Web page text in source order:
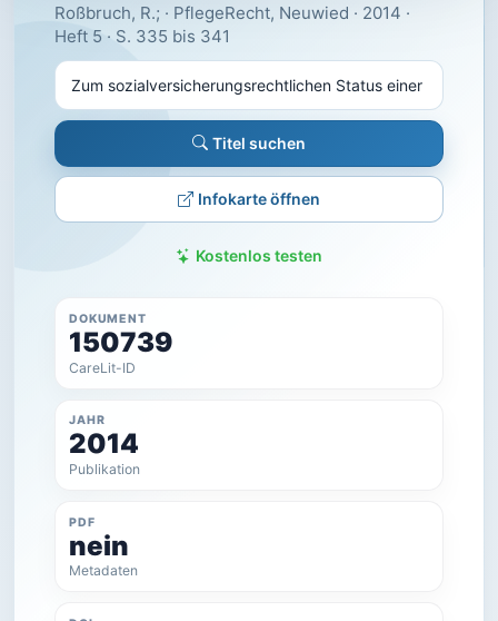
Roßbruch, R.; · PflegeRecht, Neuwied · 2014 ·
Heft 5 · S. 335 bis 341
Titel suchen
Infokarte öffnen
Kostenlos testen
DOKUMENT
150739
CareLit-ID
JAHR
2014
Publikation
PDF
nein
Metadaten